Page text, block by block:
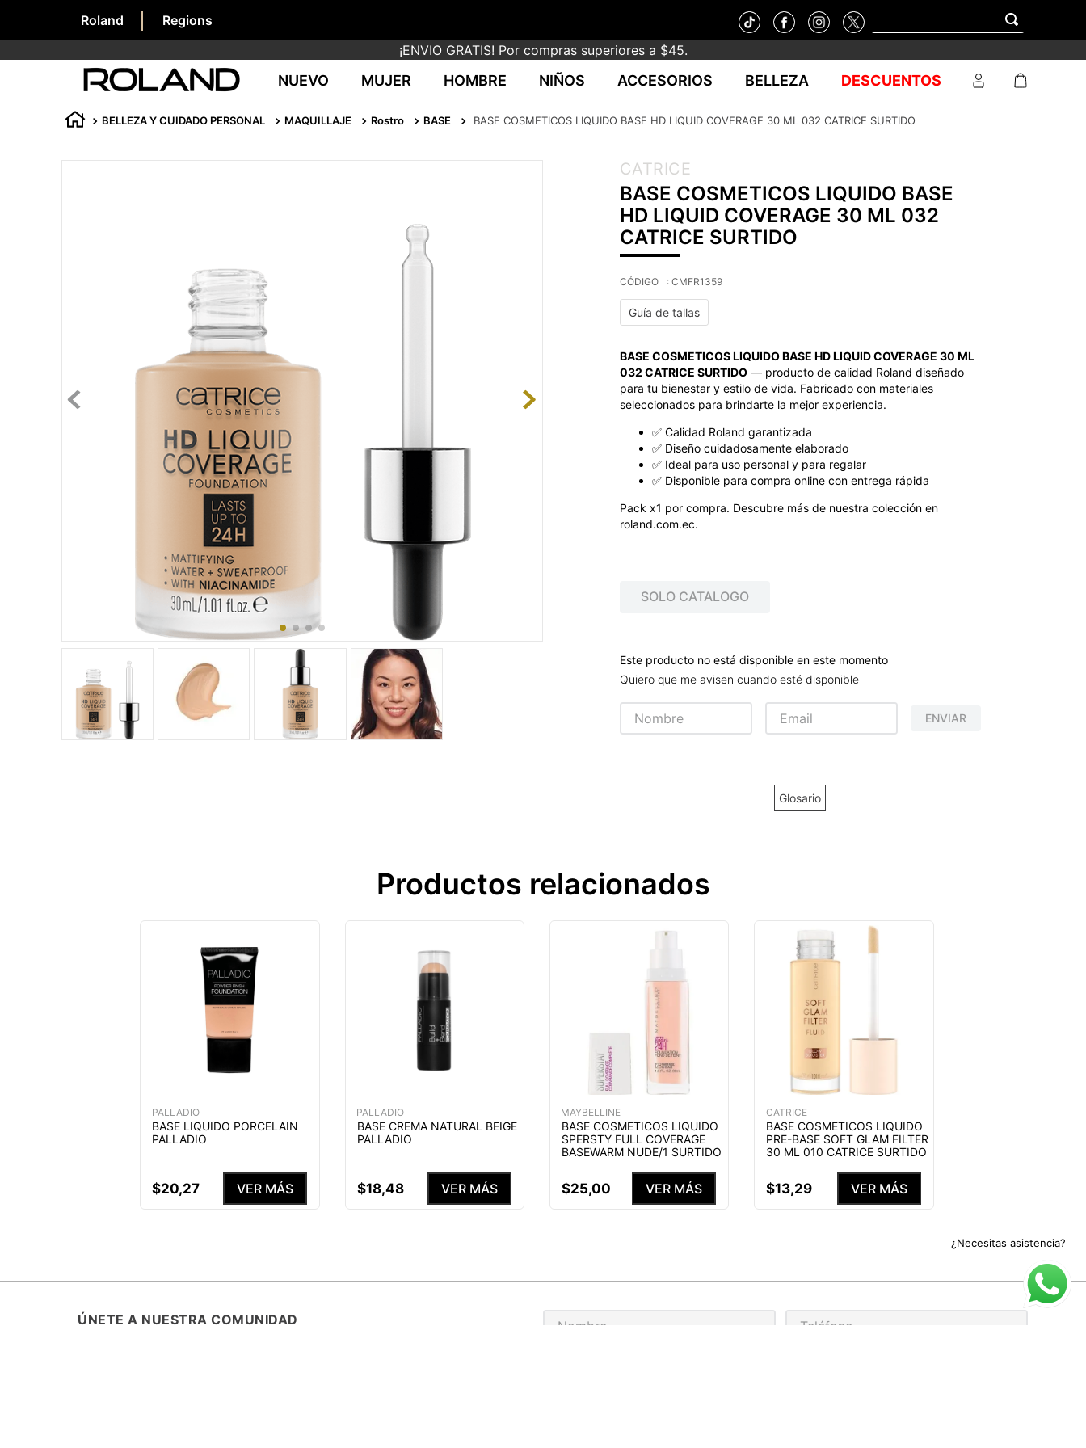
Roland
Regions
¡ENVIO GRATIS! Por compras superiores a $45.
NUEVO MUJER HOMBRE NIÑOS ACCESORIOS BELLEZA DESCUENTOS
¿Necesitas asistencia?
BELLEZA Y CUIDADO PERSONAL MAQUILLAJE Rostro BASE BASE COSMETICOS LIQUIDO BASE HD LIQUID COVERAGE 30 ML 032 CATRICE SURTIDO
CATRICE
BASE COSMETICOS LIQUIDO BASE
HD LIQUID COVERAGE 30 ML 032
CATRICE SURTIDO
: CMFR1359
Guía de tallas
BASE COSMETICOS LIQUIDO BASE HD LIQUID COVERAGE 30 ML
032 CATRICE SURTIDO— producto de calidad Roland diseñado
para tu bienestar y estilo de vida. Fabricado con materiales
seleccionados para brindarte la mejor experiencia.
✅ Calidad Roland garantizada
✅ Diseño cuidadosamente elaborado
✅ Ideal para uso personal y para regalar
✅ Disponible para compra online con entrega rápida
Pack x1 por compra. Descubre más de nuestra colección en
roland.com.ec.
SOLO CATALOGO
Este producto no está disponible en este momento
Quiero que me avisen cuando esté disponible
ENVIAR
Glosario
Productos relacionados
PALLADIO
BASE LIQUIDO PORCELAIN
PALLADIO
$20,27 VER MÁS
PALLADIO
BASE CREMA NATURAL BEIGE
PALLADIO
$18,48 VER MÁS
MAYBELLINE
BASE COSMETICOS LIQUIDO
SPERSTY FULL COVERAGE
BASEWARM NUDE/1 SURTIDO
$25,00 VER MÁS
CATRICE
BASE COSMETICOS LIQUIDO
PRE-BASE SOFT GLAM FILTER
30 ML 010 CATRICE SURTIDO
$13,29 VER MÁS
ÚNETE A NUESTRA COMUNIDAD